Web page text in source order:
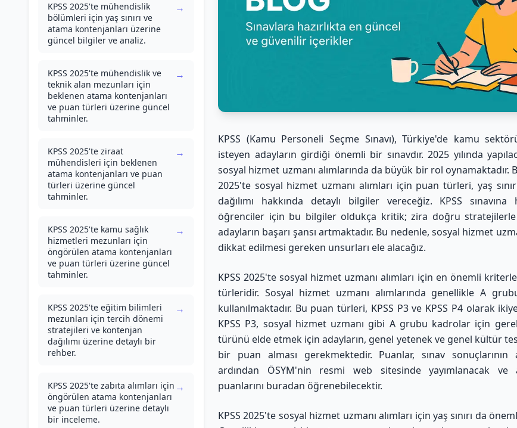
KPSS 2025'te mühendislik
bölümleri için yaş sınırı ve
atama kontenjanları üzerine
güncel bilgiler ve analiz.
→
KPSS 2025'te mühendislik ve
teknik alan mezunları için
beklenen atama kontenjanları
ve puan türleri üzerine güncel
tahminler.
→
KPSS 2025'te ziraat
mühendisleri için beklenen
atama kontenjanları ve puan
türleri üzerine güncel
tahminler.
→
KPSS 2025'te kamu sağlık
hizmetleri mezunları için
öngörülen atama kontenjanları
ve puan türleri üzerine güncel
tahminler.
→
KPSS 2025'te eğitim bilimleri
mezunları için tercih dönemi
stratejileri ve kontenjan
dağılımı üzerine detaylı bir
rehber.
→
KPSS 2025'te zabıta alımları için
öngörülen atama kontenjanları
ve puan türleri üzerine detaylı
bir inceleme.
→
KPSS (Kamu Personeli Seçme Sınavı), Türkiye'de kamu
isteyen adayların girdiği önemli bir sınavdır. 2025 yılında
sosyal hizmet uzmanı alımlarında da büyük bir rol oynamaktadır.
2025'te sosyal hizmet uzmanı alımları için puan türleri, yaş
dağılımı hakkında detaylı bilgiler vereceğiz. KPSS sınavına
öğrenciler için bu bilgiler oldukça kritik; zira doğru
adayların başarı şansı artmaktadır. Bu nedenle, sosyal hizmet
dikkat edilmesi gereken unsurları ele alacağız.
KPSS 2025'te sosyal hizmet uzmanı alımları için en önemli
türleridir. Sosyal hizmet uzmanı alımlarında genellikle A
kullanılmaktadır. Bu puan türleri, KPSS P3 ve KPSS P4 olarak
KPSS P3, sosyal hizmet uzmanı gibi A grubu kadrolar için
türünü elde etmek için adayların, genel yetenek ve genel kültür
bir puan alması gerekmektedir. Puanlar, sınav sonuçlarının
ardından ÖSYM'nin resmi web sitesinde yayımlanacak ve
puanlarını buradan öğrenebilecektir.
KPSS 2025'te sosyal hizmet uzmanı alımları için yaş sınırı da